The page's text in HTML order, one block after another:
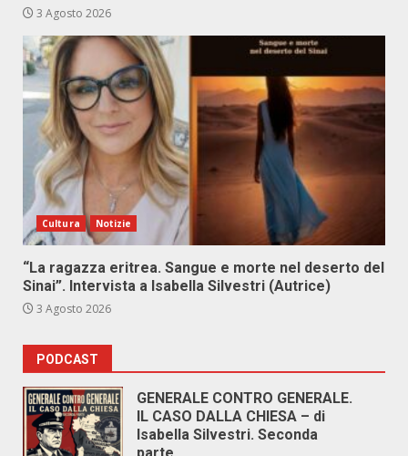
3 Agosto 2026
Cultura Notizie
“La ragazza eritrea. Sangue e morte nel deserto del
Sinai”. Intervista a Isabella Silvestri (Autrice)
3 Agosto 2026
PODCAST
GENERALE CONTRO GENERALE.
IL CASO DALLA CHIESA – di
Isabella Silvestri. Seconda